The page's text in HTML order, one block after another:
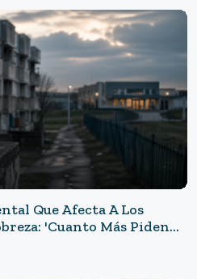
Que Afecta A Los
'Cuanto Más Piden
Apoyo'"